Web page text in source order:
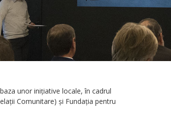
unor iniţiative locale, în cadrul
Comunitare) şi Fundaţia pentru